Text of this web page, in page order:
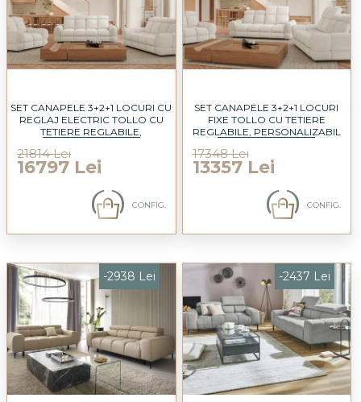
SET CANAPELE 3+2+1 LOCURI CU
REGLAJ ELECTRIC TOLLO CU
TETIERE REGLABILE,
21814 Lei
16797 Lei
CONFIG.
SET CANAPELE 3+2+1 LOCURI
FIXE TOLLO CU TETIERE
REGLABILE, PERSONALIZABIL
17348 Lei
13357 Lei
CONFIG.
-2938 Lei -2437 Lei